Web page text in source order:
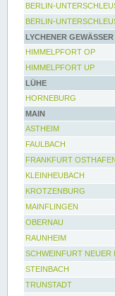
BERLIN-
BERLIN-
LYCHENER GEWÄSSER
HIMMELPFORT OP
HIMMELPFORT UP
LÜHE
HORNEBURG
MAIN
ASTHEIM
FAULBACH
FRANKFURT
KLEINHEUBACH
KROTZENBURG
MAINFLINGEN
OBERNAU
RAUNHEIM
SCHWEINFURT NEUER
STEINBACH
TRUNSTADT